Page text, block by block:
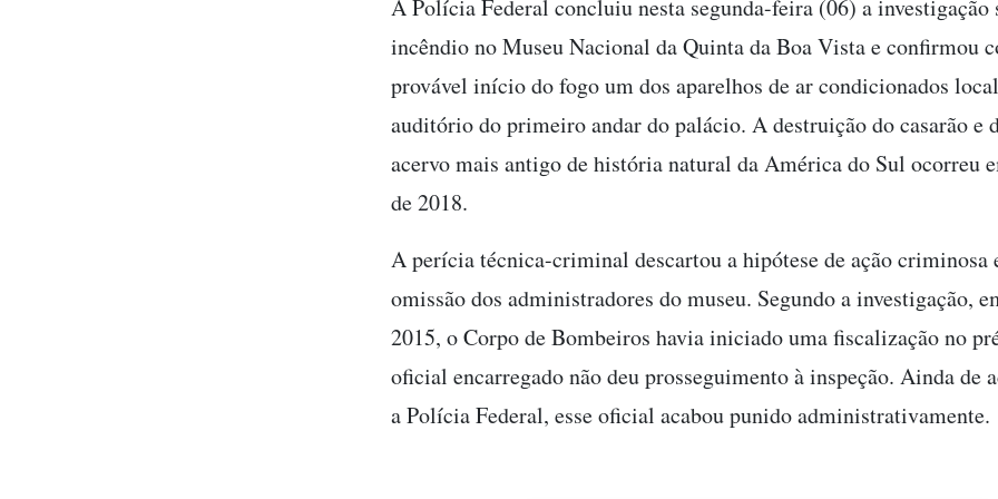
A Polícia Federal concluiu nesta segunda-feira (06) a investigação
incêndio no Museu Nacional da Quinta da Boa Vista e confirmou
provável início do fogo um dos aparelhos de ar condicionados
auditório do primeiro andar do palácio. A destruição do casarão e
acervo mais antigo de história natural da América do Sul ocorreu
de 2018.
A perícia técnica-criminal descartou a hipótese de ação criminosa
omissão dos administradores do museu. Segundo a investigação,
2015, o Corpo de Bombeiros havia iniciado uma fiscalização no
oficial encarregado não deu prosseguimento à inspeção. Ainda de
a Polícia Federal, esse oficial acabou punido administrativamente.